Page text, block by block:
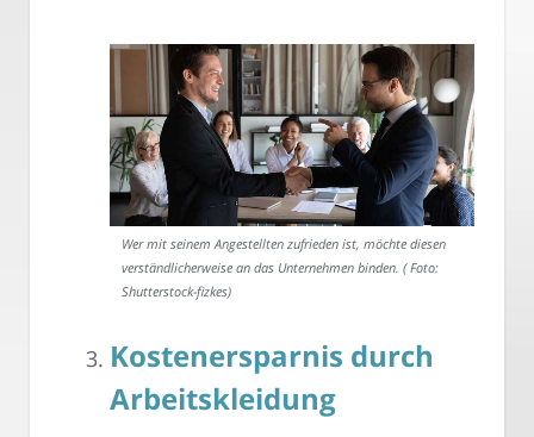
Wer mit seinem Angestellten zufrieden ist, möchte diesen
verständlicherweise an das Unternehmen binden. ( Foto:
Shutterstock-fizkes)
Kostenersparnis durch
Arbeitskleidung